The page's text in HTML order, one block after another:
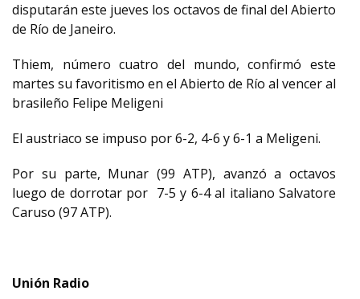
disputarán este jueves los octavos de final del Abierto
de Río de Janeiro.
Thiem, número cuatro del mundo, confirmó este
martes su favoritismo en el Abierto de Río al vencer al
brasileño Felipe Meligeni
El austriaco se impuso por 6-2, 4-6 y 6-1 a Meligeni.
Por su parte, Munar (99 ATP), avanzó a octavos
luego de dorrotar por 7-5 y 6-4 al italiano Salvatore
Caruso (97 ATP).
Unión Radio